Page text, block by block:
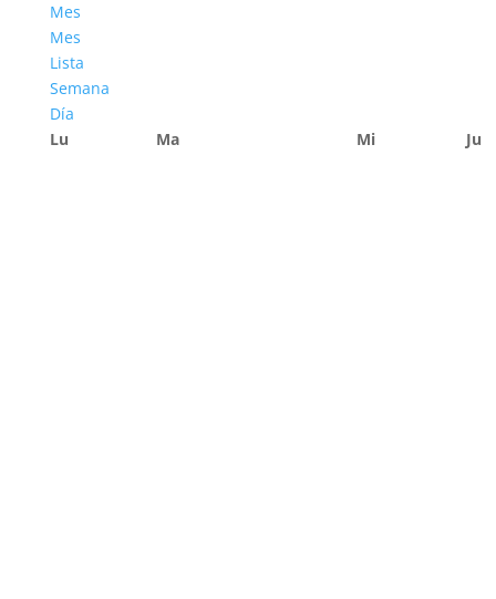
Mes
Mes
Lista
Semana
Día
Lu
Ma Mi Ju